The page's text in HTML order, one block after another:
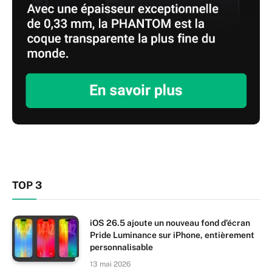
TOP 3
iOS 26.5 ajoute un nouveau fond d’écran
Pride Luminance sur iPhone, entièrement
personnalisable
13 mai 2026